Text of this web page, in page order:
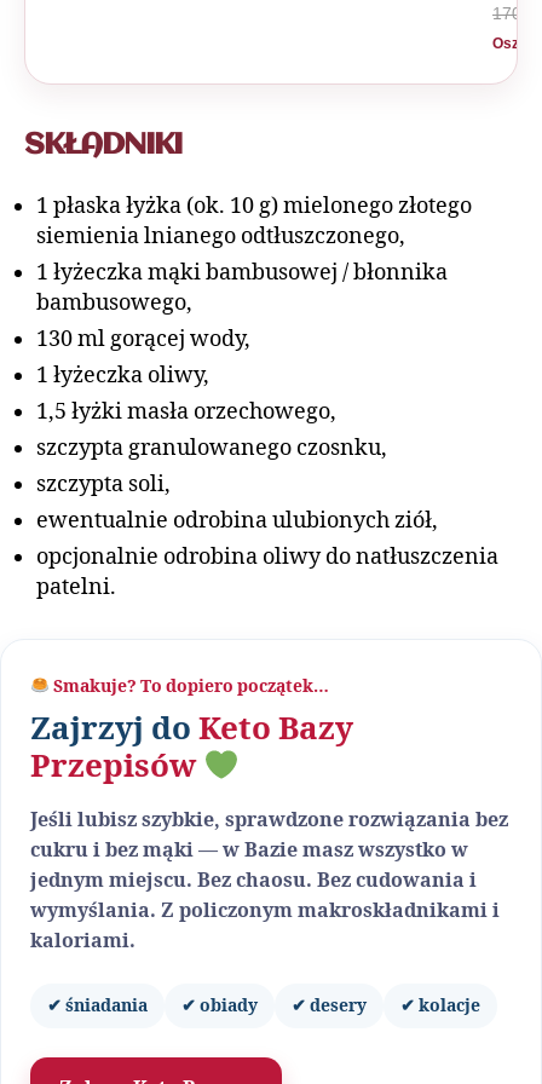
170 zł
SKŁADNIKI
1 płaska łyżka (ok. 10 g) mielonego złotego
siemienia lnianego odtłuszczonego,
1 łyżeczka mąki bambusowej / błonnika
bambusowego,
130 ml gorącej wody,
1 łyżeczka oliwy,
1,5 łyżki masła orzechowego,
szczypta granulowanego czosnku,
szczypta soli,
ewentualnie odrobina ulubionych ziół,
opcjonalnie odrobina oliwy do natłuszczenia
patelni.
Smakuje? To dopiero początek…
Zajrzyj do Keto Bazy
Przepisów
Jeśli lubisz szybkie, sprawdzone rozwiązania bez
cukru i bez mąki — w Bazie masz wszystko w
jednym miejscu. Bez chaosu. Bez cudowania i
wymyślania. Z policzonym makroskładnikami i
kaloriami.
✔ śniadania ✔ obiady ✔ desery ✔ kolacje